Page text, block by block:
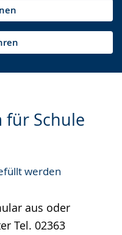
für Schule
werden
aus oder
Tel. 02363